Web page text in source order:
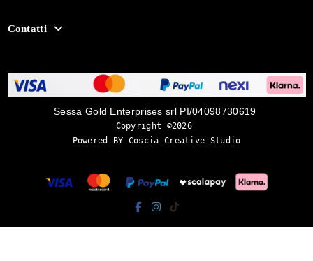
Contatti
Sessa Gold Enterprises srl PI/04098730619
Copyright ©2026
Powered BY Coscia Creative Studio